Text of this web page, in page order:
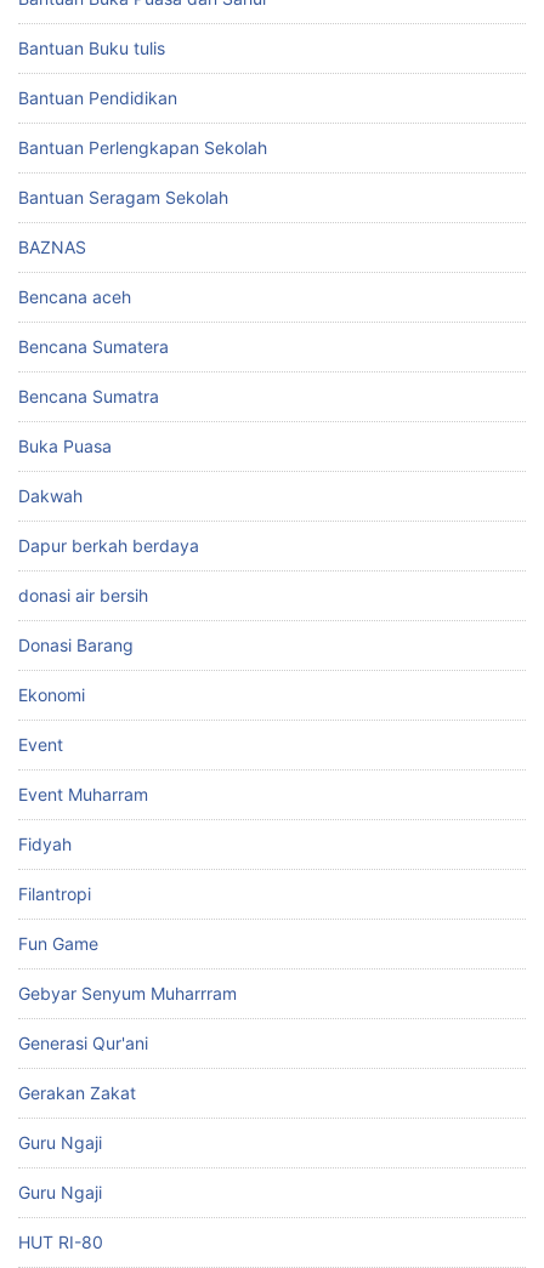
Bantuan Buku tulis
Bantuan Pendidikan
Bantuan Perlengkapan Sekolah
Bantuan Seragam Sekolah
BAZNAS
Bencana aceh
Bencana Sumatera
Bencana Sumatra
Buka Puasa
Dakwah
Dapur berkah berdaya
donasi air bersih
Donasi Barang
Ekonomi
Event
Event Muharram
Fidyah
Filantropi
Fun Game
Gebyar Senyum Muharrram
Generasi Qur'ani
Gerakan Zakat
Guru Ngaji
Guru Ngaji
HUT RI-80